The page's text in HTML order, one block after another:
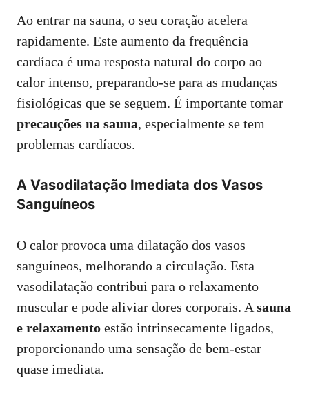
Ao entrar na sauna, o seu coração acelera
rapidamente. Este aumento da frequência
cardíaca é uma resposta natural do corpo ao
calor intenso, preparando-se para as mudanças
fisiológicas que se seguem. É importante tomar
precauções na sauna, especialmente se tem
problemas cardíacos.
A Vasodilatação Imediata dos Vasos
Sanguíneos
O calor provoca uma dilatação dos vasos
sanguíneos, melhorando a circulação. Esta
vasodilatação contribui para o relaxamento
muscular e pode aliviar dores corporais. A sauna
e relaxamento estão intrinsecamente ligados,
proporcionando uma sensação de bem-estar
quase imediata.